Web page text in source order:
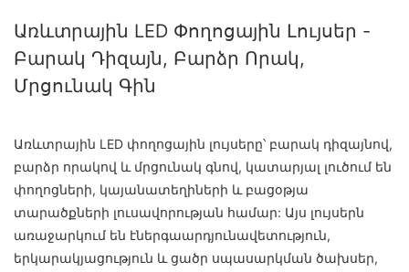
Առևտրային LED Փողոցային Լույսեր -
Բարակ Դիզայն, Բարձր Որակ,
Մրցունակ Գին
Առևտրային LED փողոցային լույսերը՝ բարակ դիզայնով,
բարձր որակով և մրցունակ գնով, կատարյալ լուծում են
փողոցների, կայանատեղիների և բացօթյա
տարածքների լուսավորության համար: Այս լույսերն
առաջարկում են էներգաարդյունավետություն,
երկարակյացություն և ցածր սպասարկման ծախսեր,